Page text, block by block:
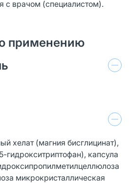
с врачом (специалистом).
применению
хелат (магния бисглицинат),
гидрокситриптофан), капсула
микрокристаллическая